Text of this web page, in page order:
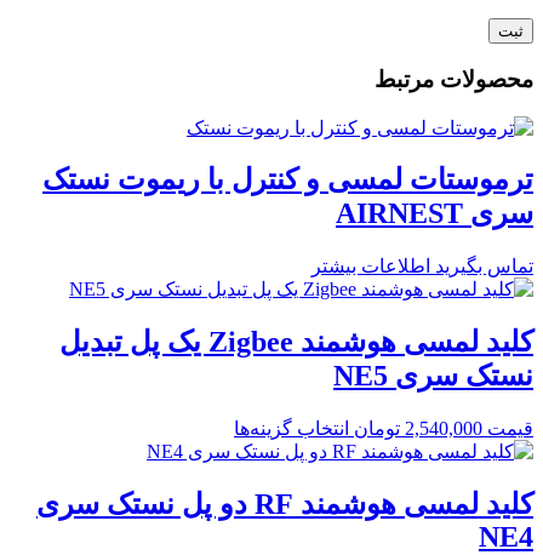
محصولات مرتبط
ترموستات لمسی و کنترل با ریموت نستک
سری AIRNEST
تماس بگیرید اطلاعات بیشتر
کلید لمسی هوشمند Zigbee یک پل تبدیل
نستک سری NE5
قیمت 2,540,000 تومان انتخاب گزینه‌ها
کلید لمسی هوشمند RF دو پل نستک سری
NE4